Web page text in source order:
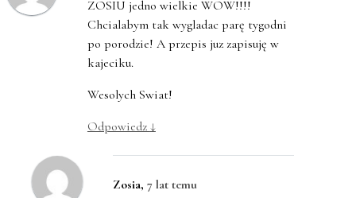
ZOSIU jedno wielkie WOW!!!!
Chcialabym tak wygladac parę tygodni
po porodzie! A przepis juz zapisuję w
kajeciku.
Wesolych Swiat!
Odpowiedz ↓
Zosia, 7 lat temu